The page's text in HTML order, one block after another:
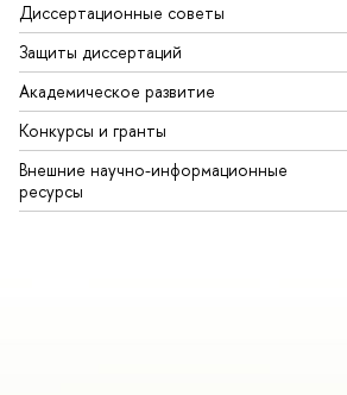
Диссертационные советы
Защиты диссертаций
Академическое развитие
Конкурсы и гранты
Внешние научно-информационные
ресурсы